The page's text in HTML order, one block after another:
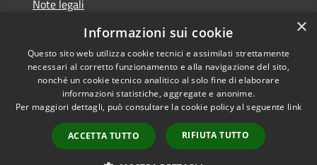
Note legali
Dichiarazione di accessibilità
Accessibilità
Copyright © 2026 • Comune di
Brusciano • Powered by
Municipium•
Accesso
redazione
×
Informazioni sui cookie
Questo sito web utilizza cookie tecnici e assimilati strettamente
necessari al corretto funzionamento e alla navigazione del sito,
nonché un cookie tecnico analitico al solo fine di elaborare
informazioni statistiche, aggregate e anonime.
Per maggiori dettagli, può consultare la cookie policy al seguente link
ACCETTA TUTTO RIFIUTA TUTTO